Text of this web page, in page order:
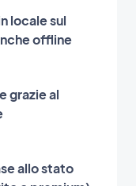
locale sul
offline
grazie al
allo stato